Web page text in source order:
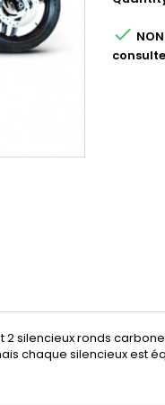

silencieux ronds
chaque silencieux est